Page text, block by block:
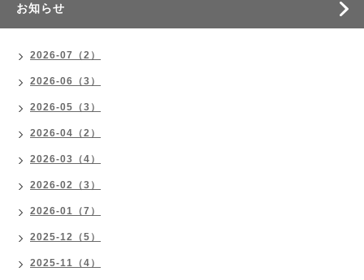
お知らせ
2026-07（2）
2026-06（3）
2026-05（3）
2026-04（2）
2026-03（4）
2026-02（3）
2026-01（7）
2025-12（5）
2025-11（4）